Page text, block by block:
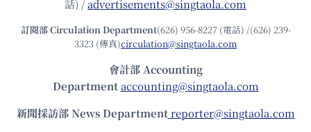
話) /advertisements@singtaola.com
訂閱部 Circulation Department(626) 956-8227 (電話) /(626) 239-
3323 (傳真)circulation@singtaola.com
會計部 Accounting
Department accounting@singtaola.com
新聞採訪部 News Department reporter@singtaola.com